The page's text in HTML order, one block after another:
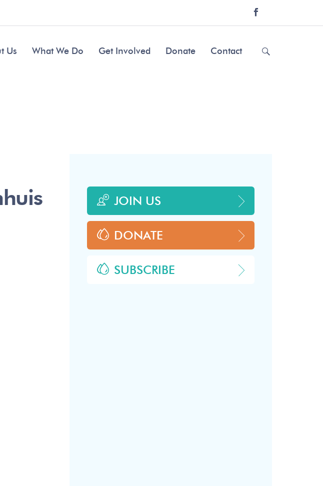
Us What We Do Get Involved Donate Contact
JOIN US
DONATE
SUBSCRIBE